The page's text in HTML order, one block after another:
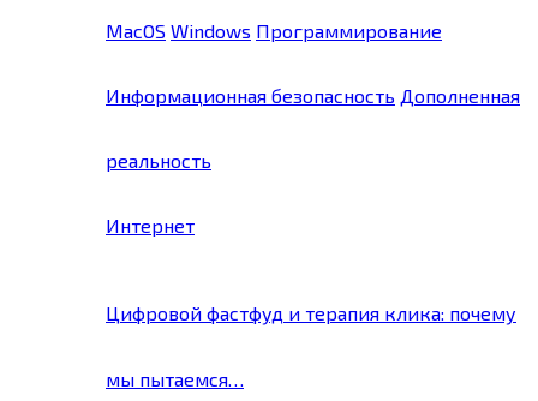
MacOS Windows Программирование
Информационная безопасность Дополненная
реальность
Интернет
Цифровой фастфуд и терапия клика: почему
мы пытаемся…